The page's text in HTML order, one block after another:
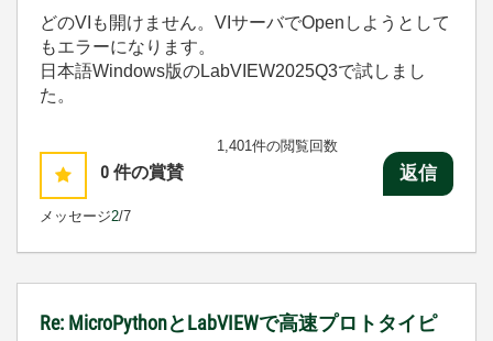
どのVIも開けません。VIサーバでOpenしようとして
もエラーになります。
日本語Windows版のLabVIEW2025Q3で試しまし
た。
0 件の賞賛
メッセージ2/7
1,401件の閲覧回数
返信
Re: MicroPythonとLabVIEWで高速プロトタイピ